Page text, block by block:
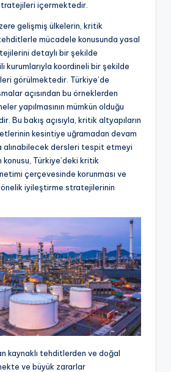
içermektedir.
gelişmiş ülkelerin, kritik
mücadele konusunda yasal
detaylı bir şekilde
kurumlarıyla koordineli bir şekilde
görülmektedir. Türkiye’de
açısından bu örneklerden
yapılmasının mümkün olduğu
Bu bakış açısıyla, kritik altyapıların
kesintiye uğramadan devam
alınabilecek dersleri tespit etmeyi
Türkiye’deki kritik
çerçevesinde korunması ve
iyileştirme stratejilerinin
kaynaklı tehditlerden ve doğal
ve büyük zararlar